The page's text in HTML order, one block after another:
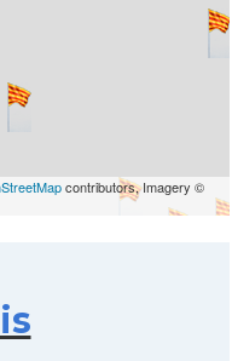
contributors, Imagery ©